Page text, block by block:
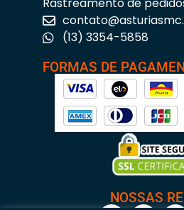
Rastreamento de
(13) 3354-5858
FORMAS DE
NOSSAS